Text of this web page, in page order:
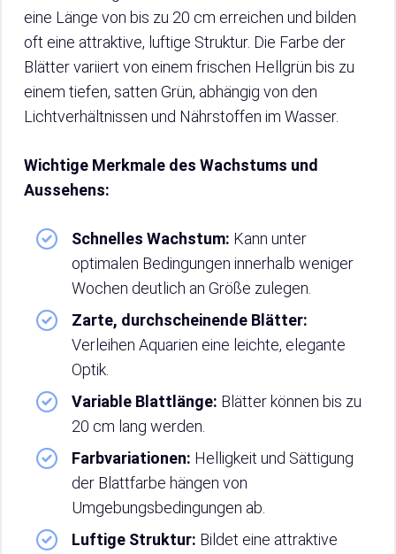
eine Länge von bis zu 20 cm erreichen und bilden
oft eine attraktive, luftige Struktur. Die Farbe der
Blätter variiert von einem frischen Hellgrün bis zu
einem tiefen, satten Grün, abhängig von den
Lichtverhältnissen und Nährstoffen im Wasser.
Wichtige Merkmale des Wachstums und
Aussehens:
Schnelles Wachstum: Kann unter
optimalen Bedingungen innerhalb weniger
Wochen deutlich an Größe zulegen.
Zarte, durchscheinende Blätter:
Verleihen Aquarien eine leichte, elegante
Optik.
Variable Blattlänge: Blätter können bis zu
20 cm lang werden.
Farbvariationen: Helligkeit und Sättigung
der Blattfarbe hängen von
Umgebungsbedingungen ab.
Luftige Struktur: Bildet eine attraktive